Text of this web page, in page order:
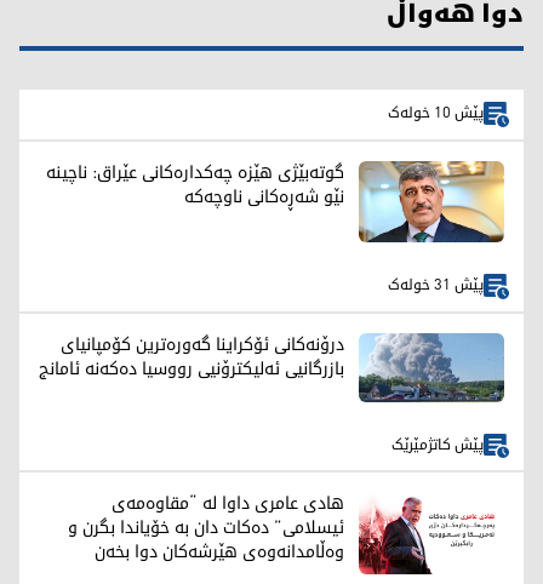
دوا هەواڵ
پێش 10 خولەک
گوتەبێژی هێزە چەکدارەکانی عێراق: ناچینە
نێو شەڕەکانی ناوچەکە
پێش 31 خولەک
درۆنەکانی ئۆکراینا گەورەترین کۆمپانیای
بازرگانیی ئەلیکترۆنیی رووسیا دەکەنە ئامانج
پێش کاتژمێرێک
هادی عامری داوا لە “مقاوەمەی
ئیسلامی” دەکات دان بە خۆیاندا بگرن و
وەڵامدانەوەی هێرشەکان دوا بخەن